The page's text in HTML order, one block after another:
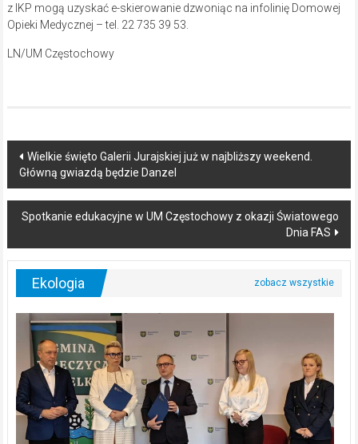
z IKP mogą uzyskać e-skierowanie dzwoniąc na infolinię Domowej
Opieki Medycznej – tel. 22 735 39 53.
LN/UM Częstochowy
Post
navigation
Wielkie święto Galerii Jurajskiej już w najbliższy weekend.
Główną gwiazdą będzie Danzel
Spotkanie edukacyjne w UM Częstochowy z okazji Światowego
Dnia FAS
Ekologia